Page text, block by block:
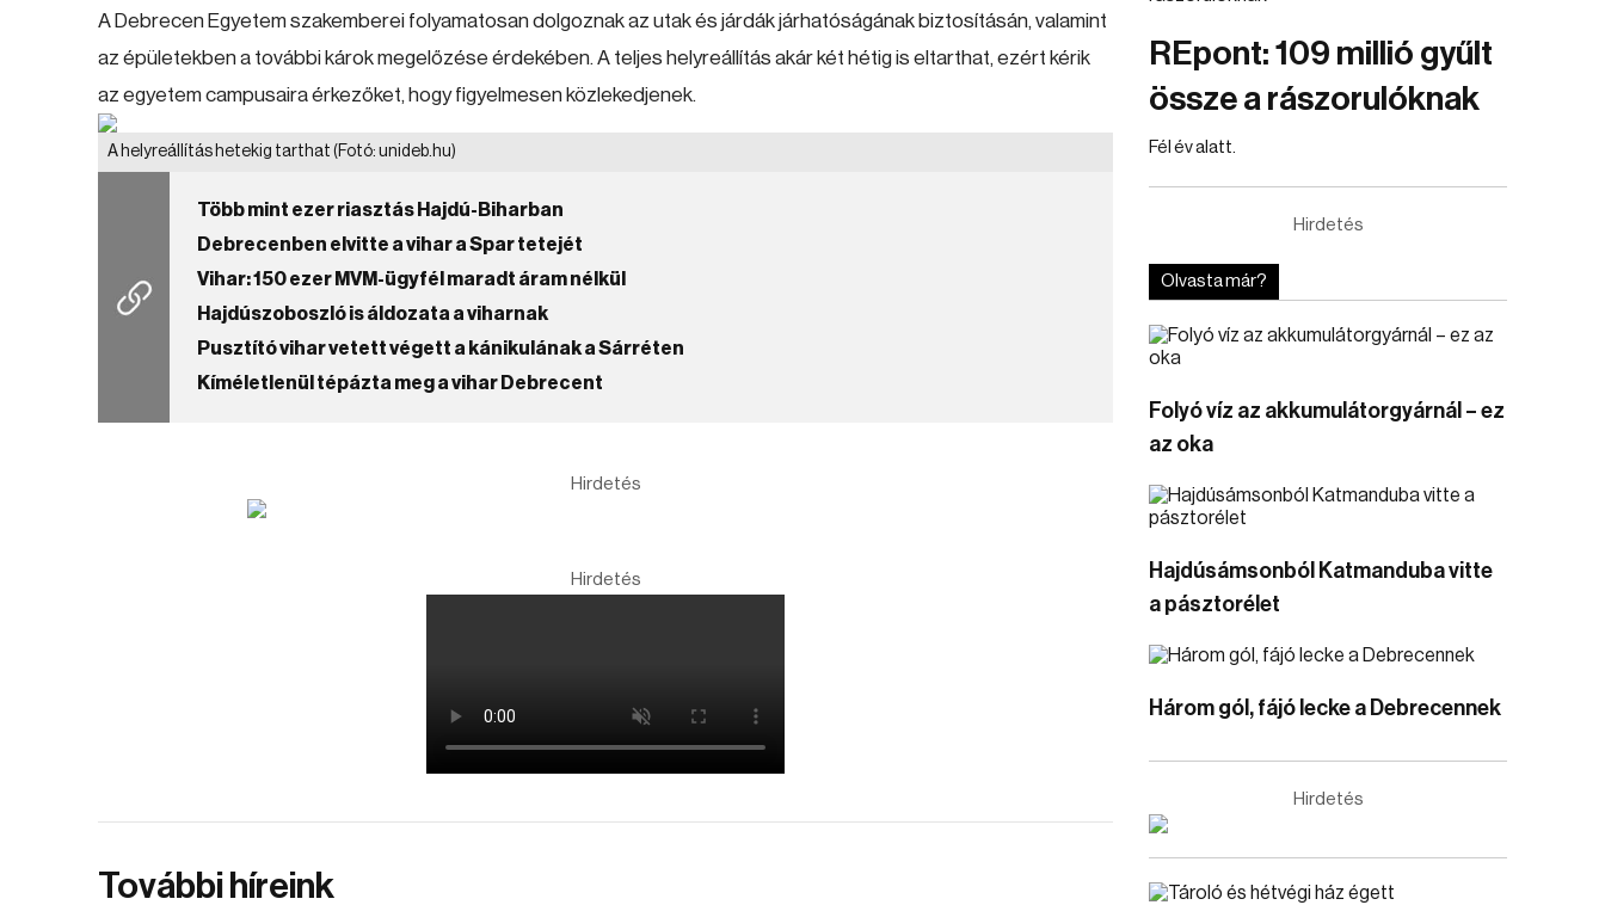
A Debrecen Egyetem szakemberei folyamatosan dolgoznak az utak és járdák járhatóságának biztosításán, valamint
az épületekben a további károk megelőzése érdekében. A teljes helyreállítás akár két hétig is eltarthat, ezért kérik
az egyetem campusaira érkezőket, hogy figyelmesen közlekedjenek.
A helyreállítás hetekig tarthat (Fotó: unideb.hu)
Több mint ezer riasztás Hajdú-Biharban
Debrecenben elvitte a vihar a Spar tetejét
Vihar: 150 ezer MVM-ügyfél maradt áram nélkül
Hajdúszoboszló is áldozata a viharnak
Pusztító vihar vetett végett a kánikulának a Sárréten
Kíméletlenül tépázta meg a vihar Debrecent
Hirdetés
Hirdetés
További híreink
REpont: 109 millió gyűlt
össze a rászorulóknak
Fél év alatt.
Hirdetés
Olvasta már?
Folyó víz az akkumulátorgyárnál – ez
az oka
Hajdúsámsonból Katmanduba vitte
a pásztorélet
Három gól, fájó lecke a Debrecennek
Hirdetés